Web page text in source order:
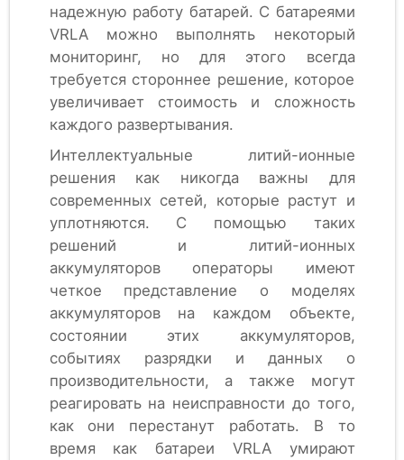
надежную работу батарей. С батареями
VRLA можно выполнять некоторый
мониторинг, но для этого всегда
требуется стороннее решение, которое
увеличивает стоимость и сложность
каждого развертывания.
Интеллектуальные литий-ионные
решения как никогда важны для
современных сетей, которые растут и
уплотняются. С помощью таких
решений и литий-ионных
аккумуляторов операторы имеют
четкое представление о моделях
аккумуляторов на каждом объекте,
состоянии этих аккумуляторов,
событиях разрядки и данных о
производительности, а также могут
реагировать на неисправности до того,
как они перестанут работать. В то
время как батареи VRLA умирают